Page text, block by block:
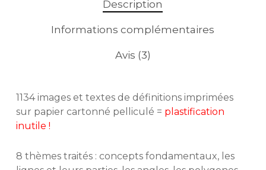
Description
Informations complémentaires
Avis (3)
1134 images et textes de définitions imprimées
sur papier cartonné pelliculé = plastification
inutile !
8 thèmes traités : concepts fondamentaux, les